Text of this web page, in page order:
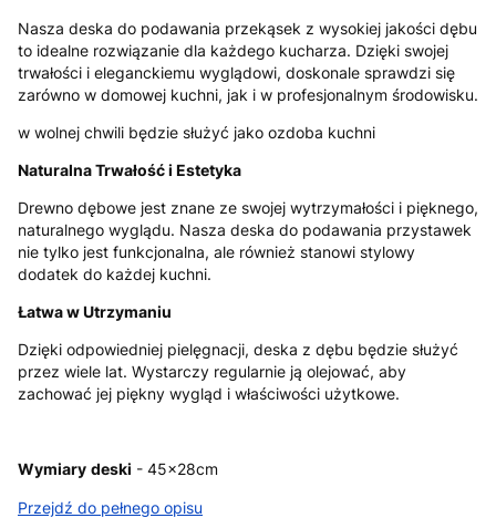
Nasza deska do podawania przekąsek z wysokiej jakości dębu
to idealne rozwiązanie dla każdego kucharza. Dzięki swojej
trwałości i eleganckiemu wyglądowi, doskonale sprawdzi się
zarówno w domowej kuchni, jak i w profesjonalnym środowisku.
w wolnej chwili będzie służyć jako ozdoba kuchni
Naturalna Trwałość i Estetyka
Drewno dębowe jest znane ze swojej wytrzymałości i pięknego,
naturalnego wyglądu. Nasza deska do podawania przystawek
nie tylko jest funkcjonalna, ale również stanowi stylowy
dodatek do każdej kuchni.
Łatwa w Utrzymaniu
Dzięki odpowiedniej pielęgnacji, deska z dębu będzie służyć
przez wiele lat. Wystarczy regularnie ją olejować, aby
zachować jej piękny wygląd i właściwości użytkowe.
Wymiary deski - 45x28cm
Przejdź do pełnego opisu